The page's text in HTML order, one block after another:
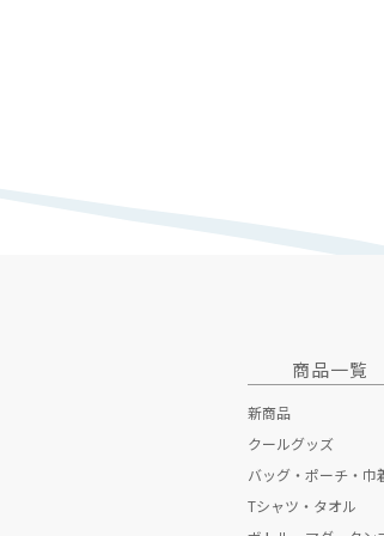
商品一覧
新商品
クールグッズ
バッグ・ポーチ・巾
トートバッグ
Tシャツ・タオル